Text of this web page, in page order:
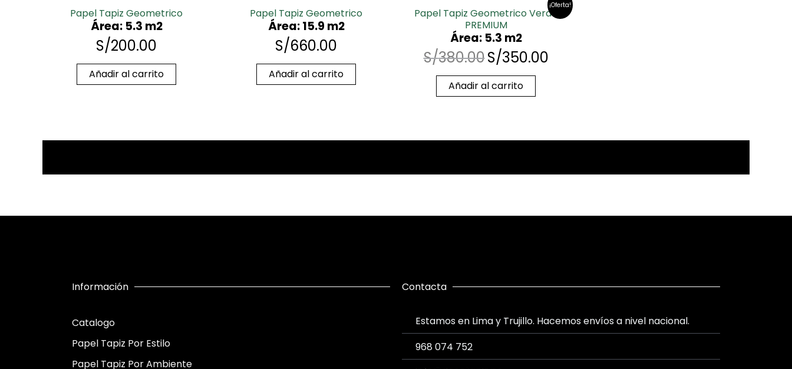
Papel Tapiz Geometrico
Área: 5.3 m2
S/200.00
Añadir al carrito
Papel Tapiz Geometrico
Área: 15.9 m2
S/660.00
Añadir al carrito
¡Oferta!
Papel Tapiz Geometrico Verde
PREMIUM
Área: 5.3 m2
S/380.00S/350.00
Añadir al carrito
Información
Catalogo
Papel Tapiz Por Estilo
Papel Tapiz Por Ambiente
Contacta
Estamos en Lima y Trujillo. Hacemos envíos a nivel nacional.
968 074 752